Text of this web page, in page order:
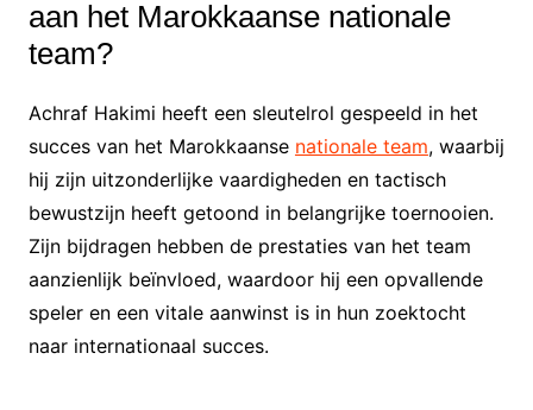
aan het Marokkaanse nationale
team?
Achraf Hakimi heeft een sleutelrol gespeeld in het
succes van het Marokkaanse nationale team, waarbij
hij zijn uitzonderlijke vaardigheden en tactisch
bewustzijn heeft getoond in belangrijke toernooien.
Zijn bijdragen hebben de prestaties van het team
aanzienlijk beïnvloed, waardoor hij een opvallende
speler en een vitale aanwinst is in hun zoektocht
naar internationaal succes.